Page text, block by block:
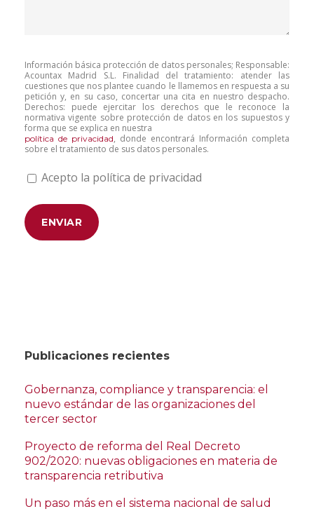
Información básica protección de datos personales; Responsable:
Acountax Madrid S.L. Finalidad del tratamiento: atender las
cuestiones que nos plantee cuando le llamemos en respuesta a su
petición y, en su caso, concertar una cita en nuestro despacho.
Derechos: puede ejercitar los derechos que le reconoce la
normativa vigente sobre protección de datos en los supuestos y
forma que se explica en nuestra
política de privacidad, donde encontrará Información completa
sobre el tratamiento de sus datos personales.
Acepto la política de privacidad
Publicaciones recientes
Gobernanza, compliance y transparencia: el
nuevo estándar de las organizaciones del
tercer sector
Proyecto de reforma del Real Decreto
902/2020: nuevas obligaciones en materia de
transparencia retributiva
Un paso más en el sistema nacional de salud